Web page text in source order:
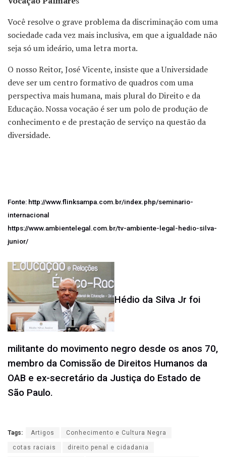
Você resolve o grave problema da discriminação com uma
sociedade cada vez mais inclusiva, em que a igualdade não
seja só um ideário, uma letra morta.
O nosso Reitor, José Vicente, insiste que a Universidade
deve ser um centro formativo de quadros com uma
perspectiva mais humana, mais plural do Direito e da
Educação. Nossa vocação é ser um polo de produção de
conhecimento e de prestação de serviço na questão da
diversidade.
Fonte: http://www.flinksampa.com.br/index.php/seminario-
internacional
https://www.ambientelegal.com.br/tv-ambiente-legal-hedio-silva-
junior/
Hédio da Silva Jr foi
militante do movimento negro desde os anos 70,
membro da Comissão de Direitos Humanos da
OAB e ex-secretário da Justiça do Estado de
São Paulo.
Tags: Artigos Conhecimento e Cultura Negra
cotas raciais direito penal e cidadania